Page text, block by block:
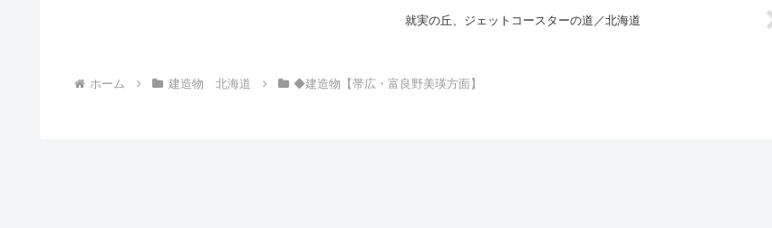
就実の丘、ジェットコースターの道／北海道
ホーム 建造物 北海道 ◆建造物【帯広・富良野美瑛方面】